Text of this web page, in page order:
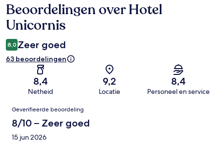
Beoordelingen
Beoordelingen over Hotel
Unicornis
8,0 Zeer goed
63 beoordelingen
8,4
Netheid
9,2
Locatie
8,4
Personeel en service
Beoordelingen
Geverifieerde beoordeling
8/10 – Zeer goed
15 jun 2026